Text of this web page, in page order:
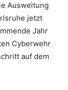
Ausweitung
jetzt
Jahr
Cyberwehr
auf dem